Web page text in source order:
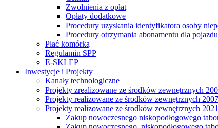
Zwolnienia z opłat
Opłaty dodatkowe
Procedury uzyskania identyfikatora osoby
Procedury otrzymania abonamentu dla
Płać komórką
Regulamin SPP
E-SKLEP
Inwestycje i Projekty
Kanały technologiczne
Projekty zrealizowane ze środków zewnętrznych
Projekty realizowane ze środków zewnętrznych
Projekty realizowane ze środków zewnętrznych
Zakup nowoczesnego niskopodłogowego